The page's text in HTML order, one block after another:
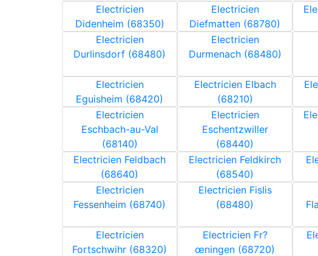
Electricien
Didenheim (68350)
Electricien
Diefmatten (68780)
Electricien
Durlinsdorf (68480)
Electricien
Durmenach (68480)
Electricien
Eguisheim (68420)
Electricien Elbach
(68210)
Electricien
Eschbach-au-Val
(68140)
Electricien
Eschentzwiller
(68440)
Electricien Feldbach
(68640)
Electricien Feldkirch
(68540)
Electricien
Fessenheim (68740)
Electricien Fislis
(68480)
Electricien
Fortschwihr (68320)
Electricien Fr?
œningen (68720)